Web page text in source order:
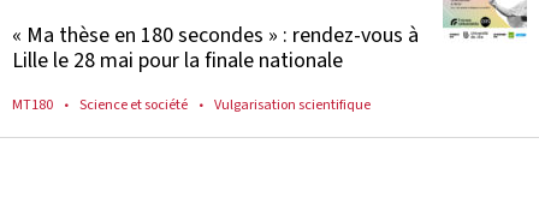
« Ma thèse en 180 secondes » : rendez-vous à
Lille le 28 mai pour la finale nationale
MT180 Science et société Vulgarisation scientifique